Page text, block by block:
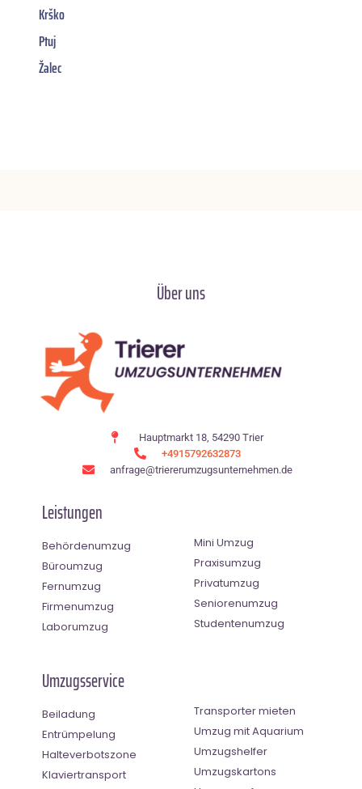
Krško
Ptuj
Žalec
Über uns
Hauptmarkt 18, 54290 Trier
+4915792632873
anfrage@triererumzugsunternehmen.de
Leistungen
Behördenumzug
Büroumzug
Fernumzug
Firmenumzug
Laborumzug
Mini Umzug
Praxisumzug
Privatumzug
Seniorenumzug
Studentenumzug
Umzugsservice
Beiladung
Entrümpelung
Halteverbotszone
Klaviertransport
Transporter mieten
Umzug mit Aquarium
Umzugshelfer
Umzugskartons